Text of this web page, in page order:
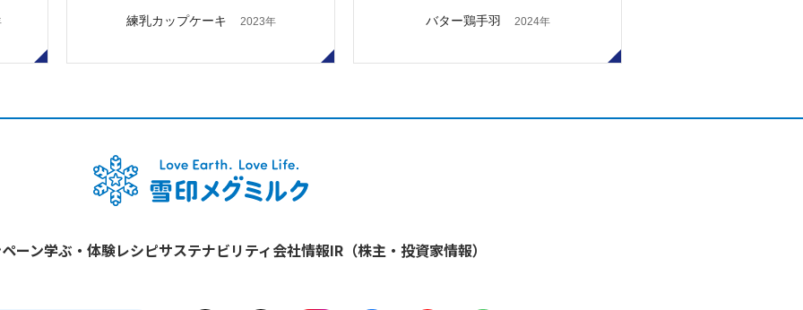
練乳カップケーキ 2023年 バター鶏手羽 2024年
ーン学ぶ・体験レシピサステナビリティ会社情報IR（株主・投資家情報）